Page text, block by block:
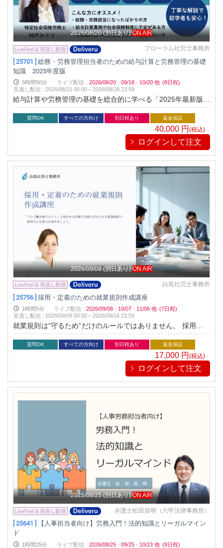
2026/08/20 (別日あり) ON AIR
フローラム社労士事務所
[ 25701 ] 総務・労務管理担当者のための給与計算と労務管理の基礎
知識 2025年度版
5時間50分 ライブ配信 : 2026/08/20 · 09/18 · 10/20 他 (8日程)
見逃し配信 :2026/08/21 00:00～2026/08/28 23:59
給与計算や労務管理の基礎を総合的に学べる「2025年最新版」
セミナー。ミスを防ぎ、担当者としての自信を高めたい方に最
適な内容です。法改正や実務対応もカバーし、実務にすぐ活か
質問OK すべての方向け 別日程あり 返金保証
40,000 円(税込)
ログインして注文
2026/09/08 (別日あり) ON AIR
白島社労士事務所
[ 25756 ] 採用・定着のための就業規則作成講座
1時間5分 ライブ配信 : 2026/09/08 · 10/07 · 11/06 他 (7日程)
見逃し配信 :2026/09/09 00:00～2026/09/16 23:59
就業規則は“守るため”だけのルールではありません。 採用のミ
スマッチを防ぎ、社員の定着率を高める「攻めの就業規則」こ
そが、今求められています。 この講座で、自社の制度を見直す
質問OK すべての方向け 別日程あり 返金保証
17,000 円(税込)
ログインして注文
2026/08/25 (別日あり) ON AIR
弁護士松田昌明（六甲法律事務所）
[ 25641 ]
【人事担当者向け】労務入門！法的知識とリーガルマイン
ド
1時間25分 ライブ配信 : 2026/08/25 · 09/25 · 10/23 他 (8日程)